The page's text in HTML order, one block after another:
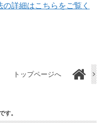
詳細はこちらをご覧く
トップページへ
す。